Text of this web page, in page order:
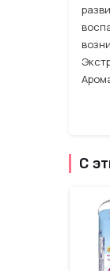
С